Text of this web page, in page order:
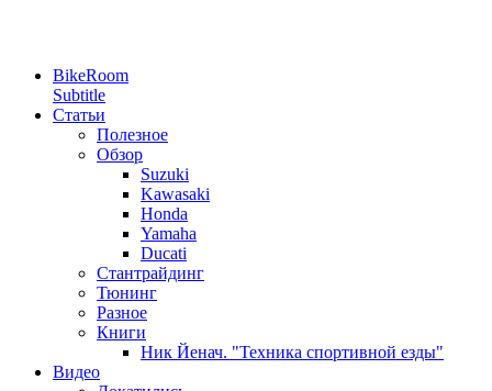
BikeRoom
Subtitle
Статьи
Полезное
Обзор
Suzuki
Kawasaki
Honda
Yamaha
Ducati
Стантрайдинг
Тюнинг
Разное
Книги
Ник Йенач. "Техника спортивной езды"
Видео